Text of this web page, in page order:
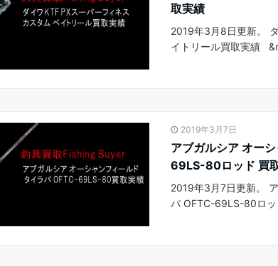
取実績
2019年3月8日更新。
イトリール買取実績
2019年3月7日
アブガルシア オー
69LS-80ロッド 買
2019年3月7日更新。
バ OFTC-69LS-80ロ